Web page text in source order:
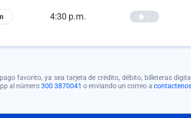
4:30 p.m. --
favorito, ya sea tarjeta de crédito, débito, billeteras
al número300 3870041 o enviando un correo a